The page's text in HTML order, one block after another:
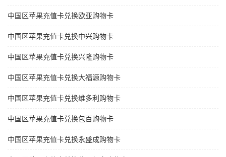
中国区苹果充值卡兑换欧亚购物卡
中国区苹果充值卡兑换中兴购物卡
中国区苹果充值卡兑换兴隆购物卡
中国区苹果充值卡兑换大福源购物卡
中国区苹果充值卡兑换维多利购物卡
中国区苹果充值卡兑换包百购物卡
中国区苹果充值卡兑换永盛成购物卡